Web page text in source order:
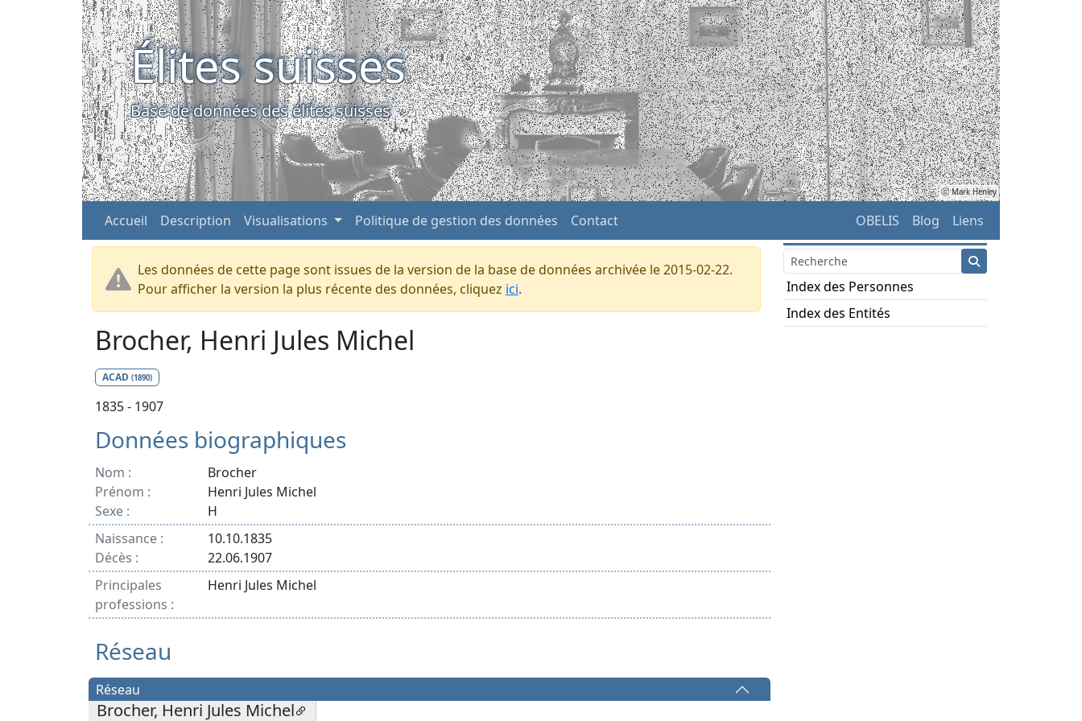
Élites suisses
Base de données des élites suisses
ⓒ Mark Henley
Accueil Description Visualisations Politique de gestion des données Contact OBELIS Blog Liens
Les données de cette page sont issues de la version de la base de données archivée le 2015-02-22.
Pour afficher la version la plus récente des données, cliquez ici.
Brocher, Henri Jules Michel
ACAD (1890)
1835 - 1907
Données biographiques
Nom :
Brocher
Prénom :
Henri Jules Michel
Sexe :
H
Naissance :
10.10.1835
Décès :
22.06.1907
Principales
professions :
Henri Jules Michel
Réseau
Réseau
Brocher, Henri Jules Michel
Index des Personnes
Index des Entités